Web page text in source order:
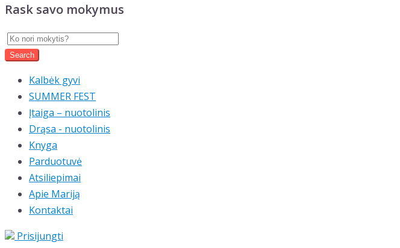
Rask savo mokymus
Kalbėk gyvi
SUMMER FEST
Įtaiga – nuotolinis
Drąsa - nuotolinis
Knyga
Parduotuvė
Atsiliepimai
Apie Mariją
Kontaktai
Prisijungti